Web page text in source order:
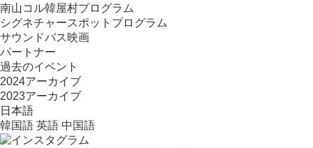
南山コル韓屋村プログラム
シグネチャースポットプログラム
サウンドバス映画
パートナー
過去のイベント
2024アーカイブ
2023アーカイブ
日本語
韓国語 英語 中国語